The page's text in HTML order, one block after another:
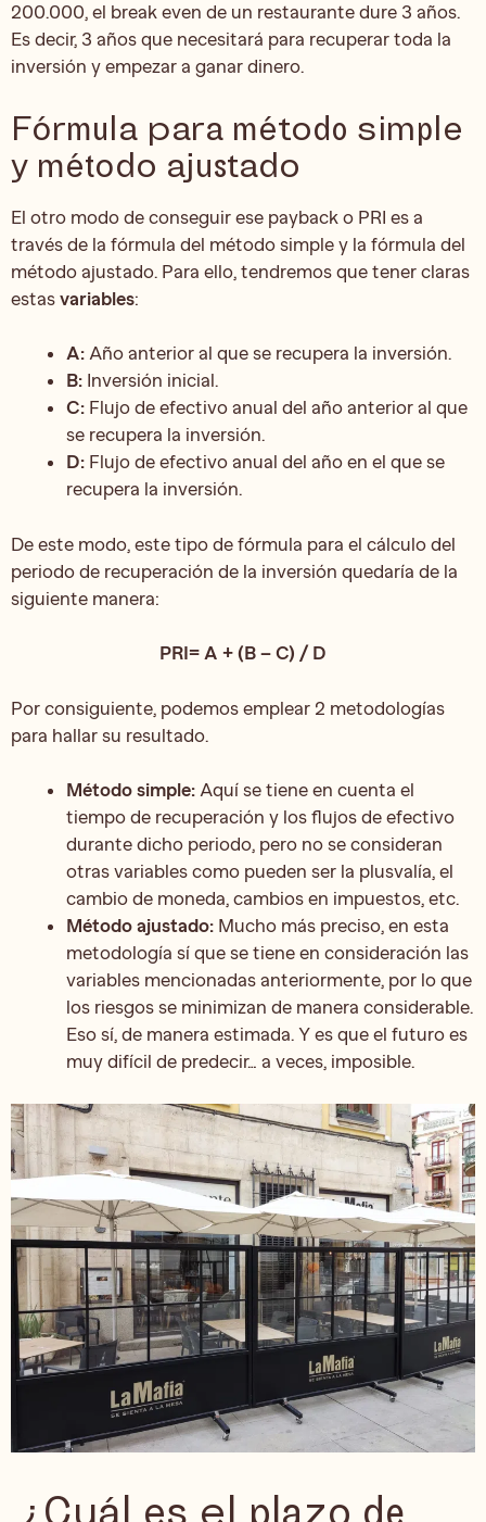
200.000, el break even de un restaurante dure 3 años.
Es decir, 3 años que necesitará para recuperar toda la
inversión y empezar a ganar dinero.
Fórmula para método simple
y método ajustado
El otro modo de conseguir ese payback o PRI es a
través de la fórmula del método simple y la fórmula del
método ajustado. Para ello, tendremos que tener claras
estas variables:
A: Año anterior al que se recupera la inversión.
B: Inversión inicial.
C: Flujo de efectivo anual del año anterior al que
se recupera la inversión.
D: Flujo de efectivo anual del año en el que se
recupera la inversión.
De este modo, este tipo de fórmula para el cálculo del
periodo de recuperación de la inversión quedaría de la
siguiente manera:
PRI= A + (B – C) / D
Por consiguiente, podemos emplear 2 metodologías
para hallar su resultado.
Método simple: Aquí se tiene en cuenta el
tiempo de recuperación y los flujos de efectivo
durante dicho periodo, pero no se consideran
otras variables como pueden ser la plusvalía, el
cambio de moneda, cambios en impuestos, etc.
Método ajustado: Mucho más preciso, en esta
metodología sí que se tiene en consideración las
variables mencionadas anteriormente, por lo que
los riesgos se minimizan de manera considerable.
Eso sí, de manera estimada. Y es que el futuro es
muy difícil de predecir… a veces, imposible.
¿Cuál es el plazo de